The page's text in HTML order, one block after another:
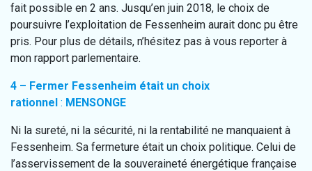
fait possible en 2 ans. Jusqu’en juin 2018, le choix de
poursuivre l’exploitation de Fessenheim aurait donc pu être
pris. Pour plus de détails, n’hésitez pas à vous reporter à
mon rapport parlementaire.
4 – Fermer Fessenheim était un choix
rationnel : MENSONGE
Ni la sureté, ni la sécurité, ni la rentabilité ne manquaient à
Fessenheim. Sa fermeture était un choix politique. Celui de
l’asservissement de la souveraineté énergétique française